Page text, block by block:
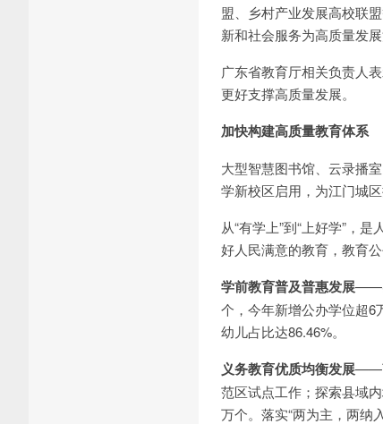
盟、乡村产业发展高校联
新和社会服务为高质量发展
广东省教育厅相关负责人
更好支撑高质量发展。
加快构建高质量教育体系
大型智慧图书馆、云录播
学新校区启用，为江门城
从“有学上”到“上好学”，
好人民满意的教育，教育
学前教育普及普惠发展——
个，今年新增公办学位超6
幼儿占比达86.46%。
义务教育优质均衡发展——
范区试点工作；探索县域
万个。落实“两为主，两纳